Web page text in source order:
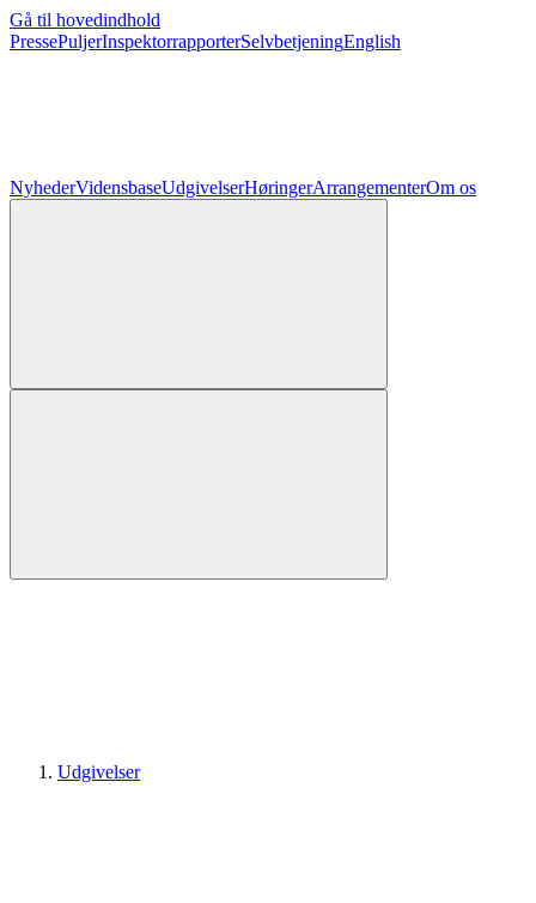
Gå til hovedindhold
PressePuljerInspektorrapporterSelvbetjeningEnglish
NyhederVidensbaseUdgivelserHøringerArrangementerOm os
Udgivelser